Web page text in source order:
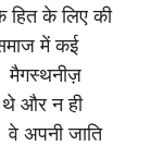
हित के लिए की
में कई
मैगस्थनीज़
थे और न ही
वे अपनी जाति